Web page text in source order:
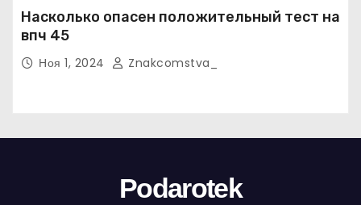
Насколько опасен положительный тест на
впч 45
Ноя 1, 2024 Znakcomstva_
Podarotek